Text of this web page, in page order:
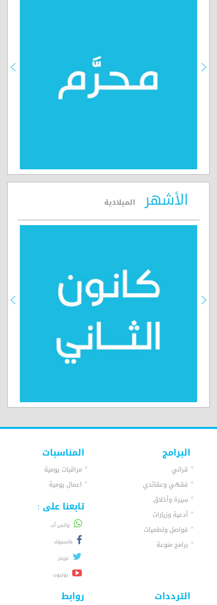
الأشهر الميلادية
البرامج
قراني
فقهي وعقائدي
سيرة وأخلاق
أدعية وزيارات
فواصل ولطميات
برامج منوعة
المناسبات
مراقبات يومية
اعمال يومية
تابعنا على :
واتس آب
فايسبوك
تويتر
يوتيوب
الترددات روابط